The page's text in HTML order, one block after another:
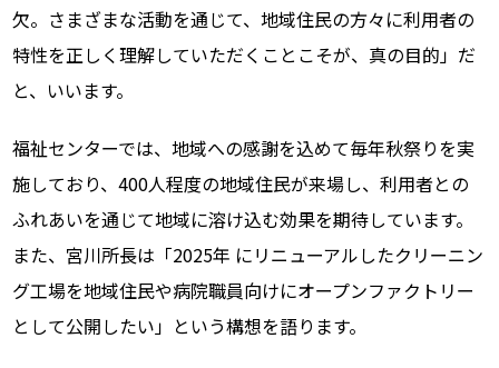
欠。さまざまな活動を通じて、地域住民の方々に利用者の
特性を正しく理解していただくことこそが、真の目的」だ
と、いいます。
福祉センターでは、地域への感謝を込めて毎年秋祭りを実
施しており、400人程度の地域住民が来場し、利用者との
ふれあいを通じて地域に溶け込む効果を期待しています。
また、 宮川所長は「2025年 にリニューアルしたクリーニン
グ工場を地域住民や病院職員向けにオープンファクトリー
として公開したい」という構想を語ります。